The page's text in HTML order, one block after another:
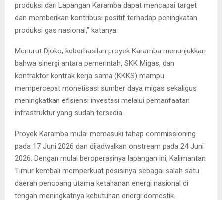
produksi dari Lapangan Karamba dapat mencapai target
dan memberikan kontribusi positif terhadap peningkatan
produksi gas nasional,” katanya.
Menurut Djoko, keberhasilan proyek Karamba menunjukkan
bahwa sinergi antara pemerintah, SKK Migas, dan
kontraktor kontrak kerja sama (KKKS) mampu
mempercepat monetisasi sumber daya migas sekaligus
meningkatkan efisiensi investasi melalui pemanfaatan
infrastruktur yang sudah tersedia.
Proyek Karamba mulai memasuki tahap commissioning
pada 17 Juni 2026 dan dijadwalkan onstream pada 24 Juni
2026. Dengan mulai beroperasinya lapangan ini, Kalimantan
Timur kembali memperkuat posisinya sebagai salah satu
daerah penopang utama ketahanan energi nasional di
tengah meningkatnya kebutuhan energi domestik.